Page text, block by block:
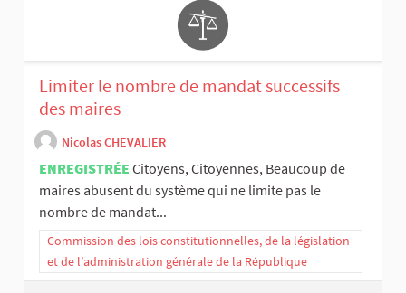
Limiter le nombre de mandat successifs
des maires
Nicolas CHEVALIER
ENREGISTRÉE Citoyens, Citoyennes, Beaucoup de
maires abusent du système qui ne limite pas le
nombre de mandat...
Commission des lois constitutionnelles, de la législation
et de l’administration générale de la République